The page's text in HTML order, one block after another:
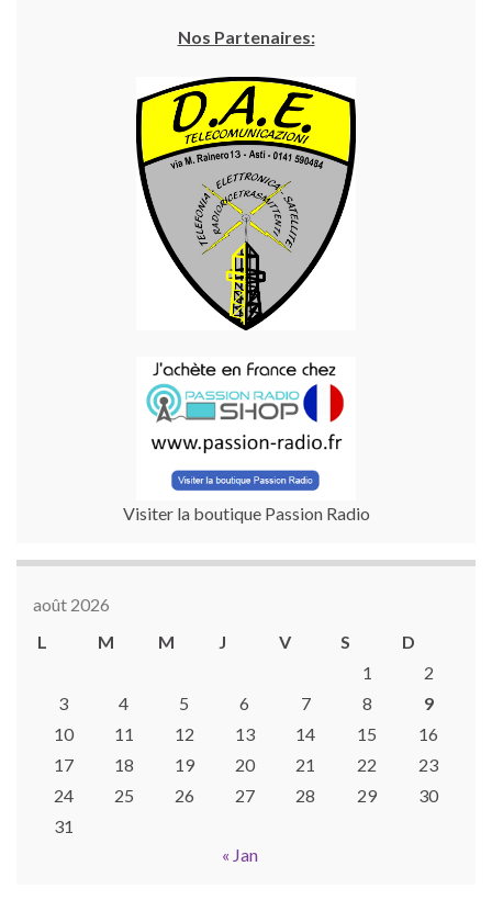
Nos Partenaires:
Visiter la boutique Passion Radio
août 2026
L
M M J V S
D
1
2
3
4 5 6 7 8
9
10
11 12 13 14 15
16
17
18 19 20 21 22
23
24
25 26 27 28 29
30
31
« Jan